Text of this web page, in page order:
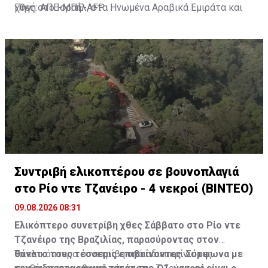
χθες στο Ισραήλ, στα Ηνωμένα Αραβικά Εμιράτα και
Πηγή: ΑΠΕ-ΜΠΕ-AFP
Συντριβή ελικοπτέρου σε βουνοπλαγιά
στο Ρίο ντε Τζανέιρο - 4 νεκροί (BINTEO)
09.08.2026 08:31
Ελικόπτερο συνετρίβη χθες Σάββατο στο Ρίο ντε
Τζανέιρο της Βραζιλίας, παρασύροντας στον
θάνατο τους τέσσερις επιβαίνοντες. Σύμφωνα με
Το ελικόπτερο συνετρίβη υπό αδιευκρίνιστες